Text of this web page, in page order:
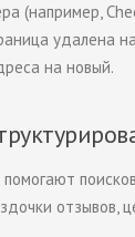
(например,
удалена
на новый.
отзывов,